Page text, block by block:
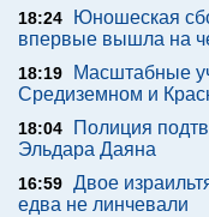
18:24
Юношеская
впервые вышла на
18:19
Масштабные
Средиземном и
18:04
Полиция
Эльдара Даяна
16:59 Двое
едва не линчевали